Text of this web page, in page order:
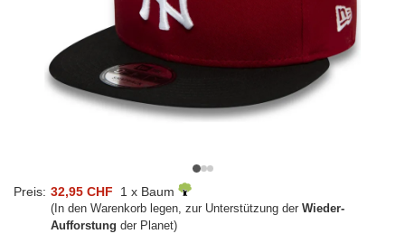
Preis: 32,95 CHF 1 x Baum
(In den Warenkorb legen, zur Unterstützung der Wieder-
Aufforstung der Planet)